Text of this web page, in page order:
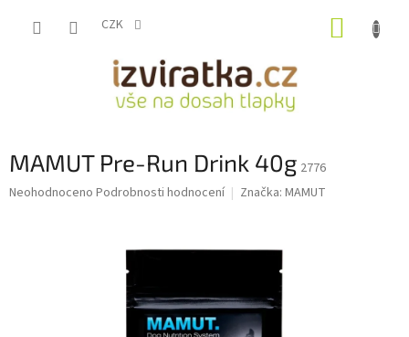
CZK
MAMUT Pre-Run Drink 40g 2776
Průměrné
Neohodnoceno Podrobnosti hodnocení Značka: MAMUT